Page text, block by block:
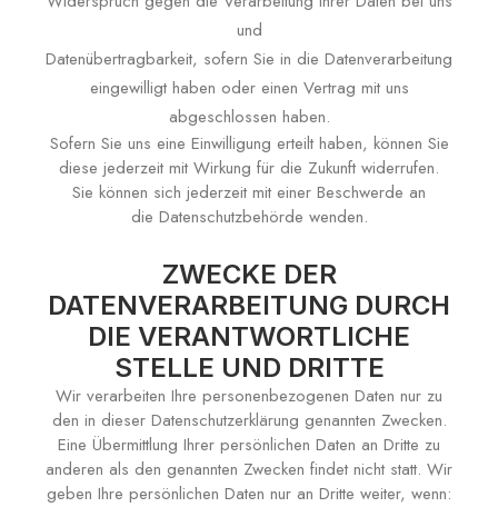
und
Datenübertragbarkeit, sofern Sie in die Datenverarbeitung
eingewilligt haben oder einen Vertrag mit uns
abgeschlossen haben.
Sofern Sie uns eine Einwilligung erteilt haben, können Sie
diese jederzeit mit Wirkung für die Zukunft widerrufen.
Sie können sich jederzeit mit einer Beschwerde an
die Datenschutzbehörde wenden.
ZWECKE DER
DATENVERARBEITUNG DURCH
DIE VERANTWORTLICHE
STELLE UND DRITTE
Wir verarbeiten Ihre personenbezogenen Daten nur zu
den in dieser Datenschutzerklärung genannten Zwecken.
Eine Übermittlung Ihrer persönlichen Daten an Dritte zu
anderen als den genannten Zwecken findet nicht statt. Wir
geben Ihre persönlichen Daten nur an Dritte weiter, wenn: